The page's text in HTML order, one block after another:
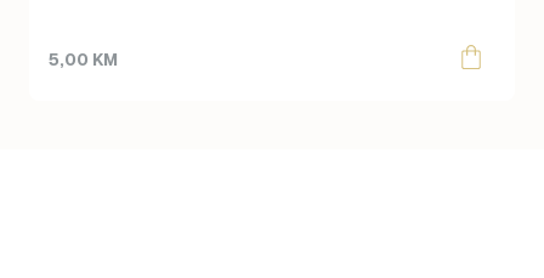
5,00 KM